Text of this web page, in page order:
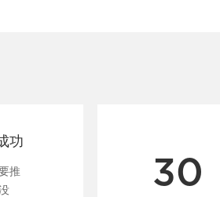
功
推
30